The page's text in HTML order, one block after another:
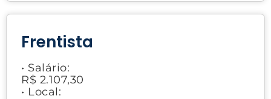
Frentista
• Salário:
R$ 2.107,30
• Local: